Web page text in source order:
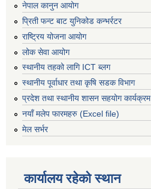
नेपाल कानुन आयोग
प्रिती फन्ट बाट युनिकोड कन्भर्रटर
राष्ट्रिय योजना आयोग
लोक सेवा आयोग
स्थानीय तहको लागि ICT ब्लग
स्थानीय पूर्वाधार तथा कृषि सडक विभाग
प्रदेश तथा स्थानीय शासन सहयोग कार्यक्रम
नयाँ मलेप फारमहरु (Excel file)
मेल सर्भर
कार्यालय रहेको स्थान